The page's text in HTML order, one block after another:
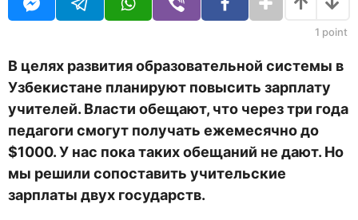
1 point
В целях развития образовательной системы в
Узбекистане планируют повысить зарплату
учителей. Власти обещают, что через три года
педагоги смогут получать ежемесячно до
$1000.У нас пока таких обещаний не дают. Но
мы решили сопоставить учительские
зарплаты двух государств.